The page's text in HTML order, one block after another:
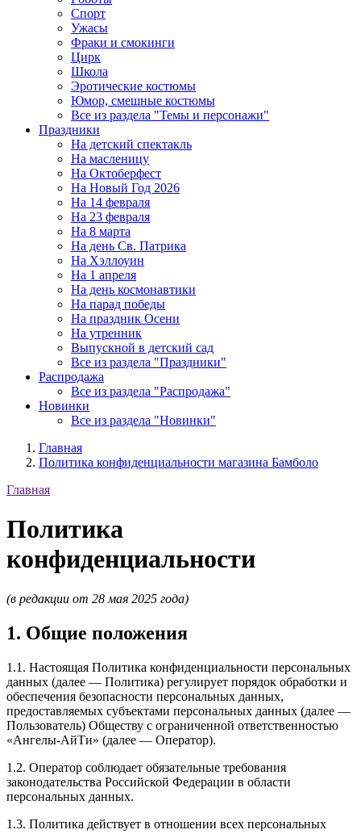
Спорт
Ужасы
Фраки и смокинги
Цирк
Школа
Эротические костюмы
Юмор, смешные костюмы
Все из раздела "Темы и персонажи"
Праздники
На детский спектакль
На масленицу
На Октоберфест
На Новый Год 2026
На 14 февраля
На 23 февраля
На 8 марта
На день Св. Патрика
На Хэллоуин
На 1 апреля
На день космонавтики
На парад победы
На праздник Осени
На утренник
Выпускной в детский сад
Все из раздела "Праздники"
Распродажа
Все из раздела "Распродажа"
Новинки
Все из раздела "Новинки"
Главная
Политика конфиденциальности магазина Бамболо
Главная
Политика
конфиденциальности
(в редакции от 28 мая 2025 года)
1. Общие положения
1.1. Настоящая Политика конфиденциальности персональных
данных (далее — Политика) регулирует порядок обработки и
обеспечения безопасности персональных данных,
предоставляемых субъектами персональных данных (далее —
Пользователь) Обществу с ограниченной ответственностью
«Ангелы-АйТи» (далее — Оператор).
1.2. Оператор соблюдает обязательные требования
законодательства Российской Федерации в области
персональных данных.
1.3. Политика действует в отношении всех персональных